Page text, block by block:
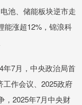
池、储能板块逆市走
能涨超12%，锦浪科
7月，中央政治局首
工作会议、2025政府
，2025年7月中央财